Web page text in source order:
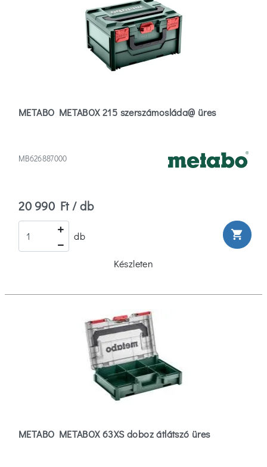
METABO METABOX 215 szerszámosláda@ üres
MB626887000
20 990 Ft / db
db shopping_cart
Készleten
METABO METABOX 63XS doboz átlátszó üres